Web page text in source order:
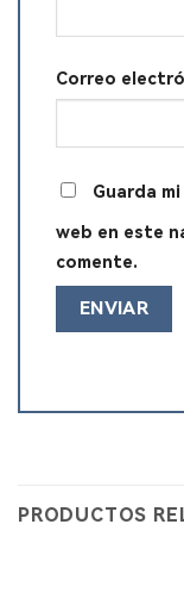
Correo
Guarda
web en este
comente.
PRODUCTOS